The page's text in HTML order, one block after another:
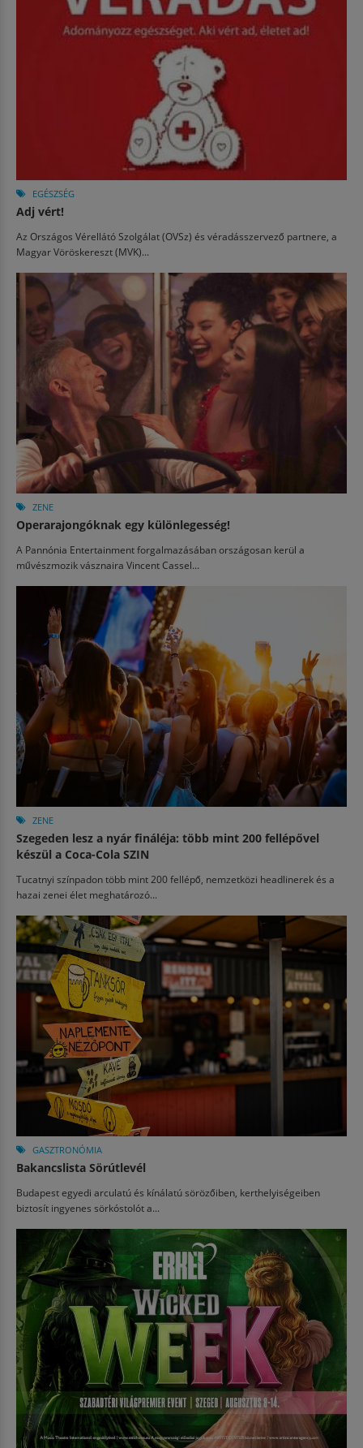
EGÉSZSÉG
Adj vért!
Az Országos Vérellátó Szolgálat (OVSz) és véradásszervező partnere, a
Magyar Vöröskereszt (MVK)...
ZENE
Operarajongóknak egy különlegesség!
A Pannónia Entertainment forgalmazásában országosan kerül a
művészmozik vásznaira Vincent Cassel...
ZENE
Szegeden lesz a nyár fináléja: több mint 200 fellépővel
készül a Coca-Cola SZIN
Tucatnyi színpadon több mint 200 fellépő, nemzetközi headlinerek és a
hazai zenei élet meghatározó...
GASZTRONÓMIA
Bakancslista Sörútlevél
Budapest egyedi arculatú és kínálatú sörözőiben, kerthelyiségeiben
biztosít ingyenes sörkóstolót a...